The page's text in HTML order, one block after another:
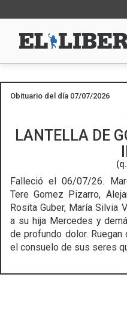
Obituario del día 07/07/2026
LANTELLA DE
Falleció el 06/07/26.
Tere Gomez Pizarro,
Rosita Guber, María Silvia
a su hija Mercedes y
de profundo dolor.
el consuelo de sus seres